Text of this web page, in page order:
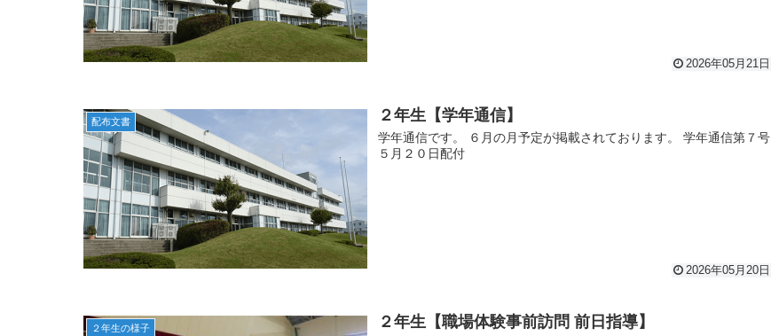
2026年05月21日
配布文書 ２年生【学年通信】
学年通信です。 ６月の月予定が掲載されております。 学年通信第７号
５月２０日配付
2026年05月20日
２年生の様子 ２年生【職場体験事前訪問 前日指導】